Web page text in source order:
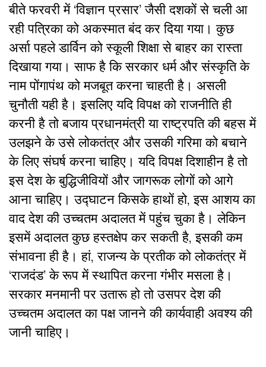
बीते फरवरी में ‘विज्ञान प्रसार’ जैसी दशकों से चली आ
रही पत्रिका को अकस्मात बंद कर दिया गया। कुछ
अर्सा पहले डार्विन को स्कूली शिक्षा से बाहर का रास्ता
दिखाया गया। साफ है कि सरकार धर्म और संस्कृति के
नाम पोंगापंथ को मजबूत करना चाहती है। असली
चुनौती यही है। इसलिए यदि विपक्ष को राजनीति ही
करनी है तो बजाय प्रधानमंत्री या राष्ट्रपति की बहस में
उलझने के उसे लोकतंत्र और उसकी गरिमा को बचाने
के लिए संघर्ष करना चाहिए। यदि विपक्ष दिशाहीन है तो
इस देश के बुद्धिजीवियों और जागरूक लोगों को आगे
आना चाहिए। उद्घाटन किसके हाथों हो, इस आशय का
वाद देश की उच्चतम अदालत में पहुंच चुका है। लेकिन
इसमें अदालत कुछ हस्तक्षेप कर सकती है, इसकी कम
संभावना ही है। हां, राजन्य के प्रतीक को लोकतंत्र में
‘राजदंड’ के रूप में स्थापित करना गंभीर मसला है।
सरकार मनमानी पर उतारू हो तो उसपर देश की
उच्चतम अदालत का पक्ष जानने की कार्यवाही अवश्य की
जानी चाहिए।